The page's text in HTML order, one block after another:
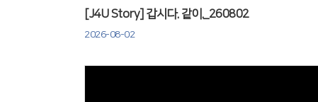
[J4U Story] 갑시다. 같이._260802
2026-08-02